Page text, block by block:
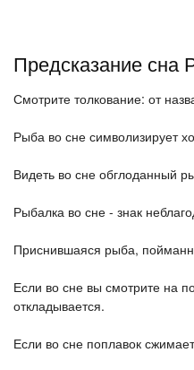
Предсказание сна
Смотрите толкование: от
Рыба во сне символизирует
Видеть во сне обглоданный
Рыбалка во сне - знак
Приснившаяся рыба,
Если во сне вы смотрите на
откладывается.
Если во сне поплавок